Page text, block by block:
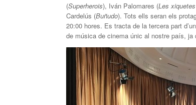
(Superherois), Iván Palomares (Les
Cardelús (Buñudo). Tots ells seran els
20:00 hores. Es tracta de la tercera part
de música de cinema únic al nostre país,